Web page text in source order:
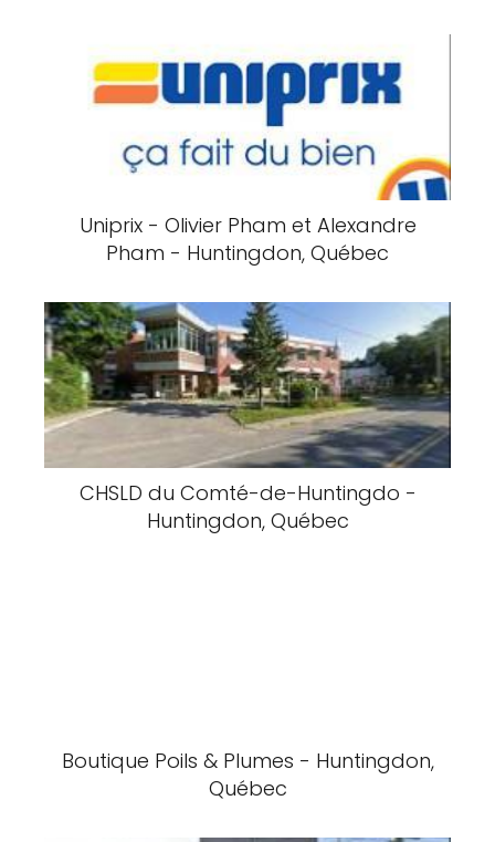
Uniprix - Olivier Pham et Alexandre
Pham - Huntingdon, Québec
CHSLD du Comté-de-Huntingdo -
Huntingdon, Québec
Boutique Poils & Plumes - Huntingdon,
Québec